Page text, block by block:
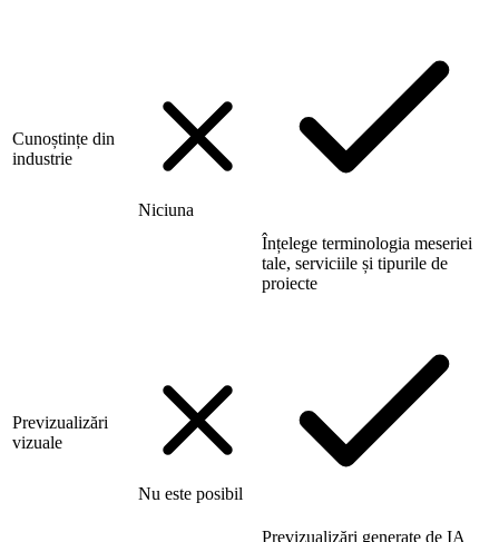
Cunoștințe din
industrie
Niciuna
Înțelege terminologia meseriei
tale, serviciile și tipurile de
proiecte
Previzualizări
vizuale
Nu este posibil
Previzualizări generate de IA